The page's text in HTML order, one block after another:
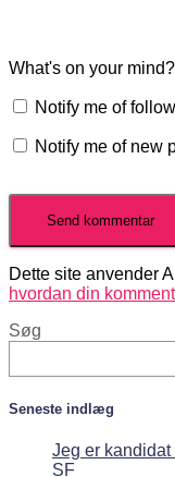
What's on your mind?
Notify me of
Notify me of new
Dette site anvender
hvordan din
Søg
Seneste indlæg
Jeg er
SF